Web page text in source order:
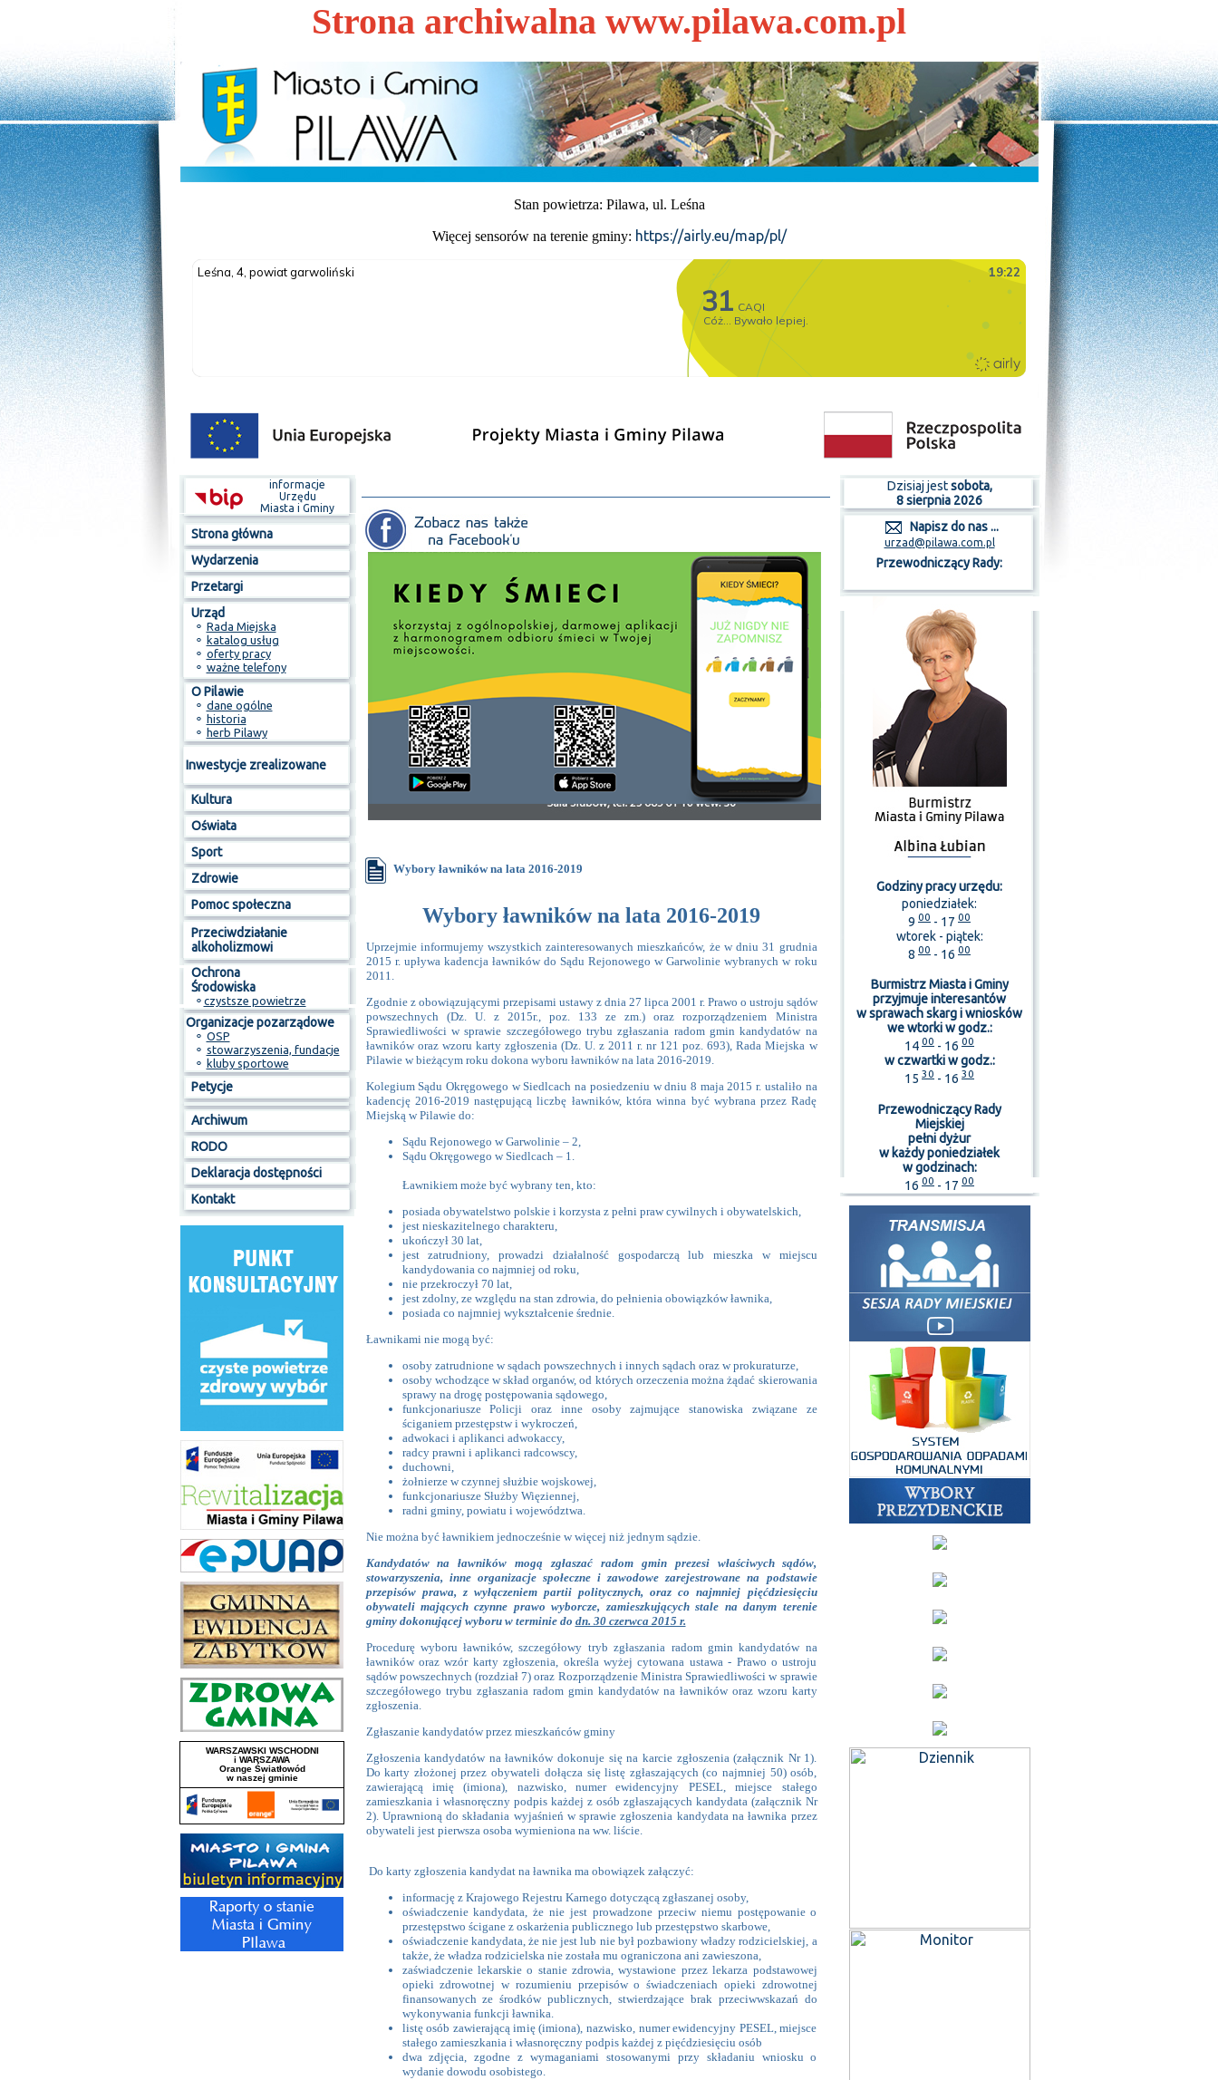
Strona archiwalna www.pilawa.com.pl
Stan powietrza: Pilawa, ul. Leśna
Więcej sensorów na terenie gminy: https://airly.eu/map/pl/
informacje
Urzędu
Miasta i Gminy
Strona główna
Wydarzenia
Przetargi
Urząd
⚬ Rada Miejska
⚬ katalog usług
⚬ oferty pracy
⚬ ważne telefony
O Pilawie
⚬ dane ogólne
⚬ historia
⚬ herb Pilawy
Inwestycje zrealizowane
Kultura
Oświata
Sport
Zdrowie
Pomoc społeczna
Przeciwdziałanie
alkoholizmowi
Ochrona
Środowiska
⚬ czystsze powietrze
Organizacje pozarządowe
⚬ OSP
⚬ stowarzyszenia, fundacje
⚬ kluby sportowe
Petycje
Archiwum
RODO
Deklaracja dostępności
Kontakt
Wybory ławników na lata 2016-2019
Wybory ławników na lata 2016-2019
Uprzejmie informujemy wszystkich zainteresowanych mieszkańców, że w dniu 31 grudnia
2015 r. upływa kadencja ławników do Sądu Rejonowego w Garwolinie wybranych w roku
2011.
Zgodnie z obowiązującymi przepisami ustawy z dnia 27 lipca 2001 r. Prawo o ustroju sądów
powszechnych (Dz. U. z 2015r., poz. 133 ze zm.) oraz rozporządzeniem Ministra
Sprawiedliwości w sprawie szczegółowego trybu zgłaszania radom gmin kandydatów na
ławników oraz wzoru karty zgłoszenia (Dz. U. z 2011 r. nr 121 poz. 693), Rada Miejska w
Pilawie w bieżącym roku dokona wyboru ławników na lata 2016-2019.
Kolegium Sądu Okręgowego w Siedlcach na posiedzeniu w dniu 8 maja 2015 r. ustaliło na
kadencję 2016-2019 następującą liczbę ławników, która winna być wybrana przez Radę
Miejską w Pilawie do:
Sądu Rejonowego w Garwolinie – 2,
Sądu Okręgowego w Siedlcach – 1.
Ławnikiem może być wybrany ten, kto:
posiada obywatelstwo polskie i korzysta z pełni praw cywilnych i obywatelskich,
jest nieskazitelnego charakteru,
ukończył 30 lat,
jest zatrudniony, prowadzi działalność gospodarczą lub mieszka w miejscu
kandydowania co najmniej od roku,
nie przekroczył 70 lat,
jest zdolny, ze względu na stan zdrowia, do pełnienia obowiązków ławnika,
posiada co najmniej wykształcenie średnie.
Ławnikami nie mogą być:
osoby zatrudnione w sądach powszechnych i innych sądach oraz w prokuraturze,
osoby wchodzące w skład organów, od których orzeczenia można żądać skierowania
sprawy na drogę postępowania sądowego,
funkcjonariusze Policji oraz inne osoby zajmujące stanowiska związane ze
ściganiem przestępstw i wykroczeń,
adwokaci i aplikanci adwokaccy,
radcy prawni i aplikanci radcowscy,
duchowni,
żołnierze w czynnej służbie wojskowej,
funkcjonariusze Służby Więziennej,
radni gminy, powiatu i województwa.
Nie można być ławnikiem jednocześnie w więcej niż jednym sądzie.
Kandydatów na ławników mogą zgłaszać radom gmin prezesi właściwych sądów,
stowarzyszenia, inne organizacje społeczne i zawodowe zarejestrowane na podstawie
przepisów prawa, z wyłączeniem partii politycznych, oraz co najmniej pięćdziesięciu
obywateli mających czynne prawo wyborcze, zamieszkujących stale na danym terenie
gminy dokonującej wyboru w terminie do dn. 30 czerwca 2015 r.
Procedurę wyboru ławników, szczegółowy tryb zgłaszania radom gmin kandydatów na
ławników oraz wzór karty zgłoszenia, określa wyżej cytowana ustawa - Prawo o ustroju
sądów powszechnych (rozdział 7) oraz Rozporządzenie Ministra Sprawiedliwości w sprawie
szczegółowego trybu zgłaszania radom gmin kandydatów na ławników oraz wzoru karty
zgłoszenia.
Zgłaszanie kandydatów przez mieszkańców gminy
Zgłoszenia kandydatów na ławników dokonuje się na karcie zgłoszenia (załącznik Nr 1).
Do karty złożonej przez obywateli dołącza się listę zgłaszających (co najmniej 50) osób,
zawierającą imię (imiona), nazwisko, numer ewidencyjny PESEL, miejsce stałego
zamieszkania i własnoręczny podpis każdej z osób zgłaszających kandydata (załącznik Nr
2). Uprawnioną do składania wyjaśnień w sprawie zgłoszenia kandydata na ławnika przez
obywateli jest pierwsza osoba wymieniona na ww. liście.
Do karty zgłoszenia kandydat na ławnika ma obowiązek załączyć:
informację z Krajowego Rejestru Karnego dotyczącą zgłaszanej osoby,
oświadczenie kandydata, że nie jest prowadzone przeciw niemu postępowanie o
przestępstwo ścigane z oskarżenia publicznego lub przestępstwo skarbowe,
oświadczenie kandydata, że nie jest lub nie był pozbawiony władzy rodzicielskiej, a
także, że władza rodzicielska nie została mu ograniczona ani zawieszona,
zaświadczenie lekarskie o stanie zdrowia, wystawione przez lekarza podstawowej
opieki zdrowotnej w rozumieniu przepisów o świadczeniach opieki zdrowotnej
finansowanych ze środków publicznych, stwierdzające brak przeciwwskazań do
wykonywania funkcji ławnika.
listę osób zawierającą imię (imiona), nazwisko, numer ewidencyjny PESEL, miejsce
stałego zamieszkania i własnoręczny podpis każdej z pięćdziesięciu osób
dwa zdjęcia, zgodne z wymaganiami stosowanymi przy składaniu wniosku o
wydanie dowodu osobistego.
Dzisiaj jestsobota,
8 sierpnia 2026
Napisz do nas ...
urzad@pilawa.com.pl
Przewodniczący Rady:
Godziny pracy urzędu:
poniedziałek:
9 00 - 17 00
wtorek - piątek:
8 00 - 16 00
Burmistrz Miasta i Gminy
przyjmuje interesantów
w sprawach skarg i wniosków
we wtorki w godz.:
14 00 - 16 00
w czwartki w godz.:
15 30 - 16 30
Przewodniczący Rady
Miejskiej
pełni dyżur
w każdy poniedziałek
w godzinach:
16 00 - 17 00